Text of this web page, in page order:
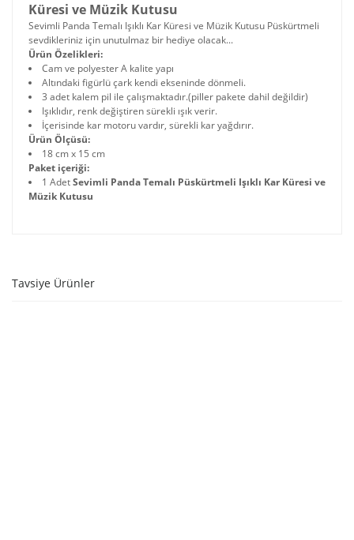
Küresi ve Müzik Kutusu
Sevimli Panda Temalı Işıklı Kar Küresi ve Müzik Kutusu Püskürtmeli
sevdikleriniz için unutulmaz bir hediye olacak...
Ürün Özelikleri:
Cam ve polyester A kalite yapı
Altındaki figürlü çark kendi ekseninde dönmeli.
3 adet kalem pil ile çalışmaktadır.(piller pakete dahil değildir)
Işıklıdır, renk değiştiren sürekli ışık verir.
İçerisinde kar motoru vardır, sürekli kar yağdırır.
Ürün Ölçüsü:
18 cm x 15 cm
Paket içeriği:
1 AdetSevimli Panda Temalı Püskürtmeli Işıklı Kar Küresi ve
Müzik Kutusu
Tavsiye Ürünler